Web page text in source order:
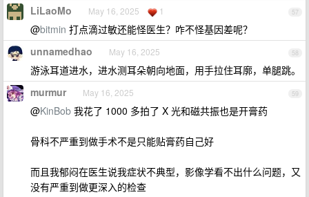
57
LiLaoMo May 16, 2025 1
@bitmin 打点滴过敏还能怪医生？咋不怪基因差呢？
58
unnamedhao May 16, 2025
游泳耳道进水，进水测耳朵朝向地面，用手拉住耳廓，单腿跳。
59
murmur May 16, 2025
@KinBob 我花了 1000 多拍了 X 光和磁共振也是开膏药
骨科不严重到做手术不是只能贴膏药自己好
而且我郁闷在医生说我症状不典型，影像学看不出什么问题，又
没有严重到做更深入的检查